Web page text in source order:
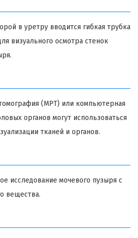
в уретру вводится гибкая трубка
визуального осмотра стенок
(МРТ) или компьютерная
органов могут использоваться
тканей и органов.
исследование мочевого пузыря с
вещества.